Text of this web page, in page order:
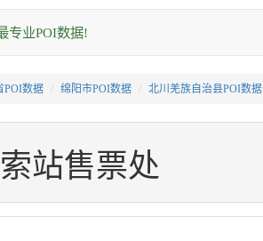
专业POI数据!
POI数据 绵阳市POI数据 北川羌族自治县POI数据
站售票处